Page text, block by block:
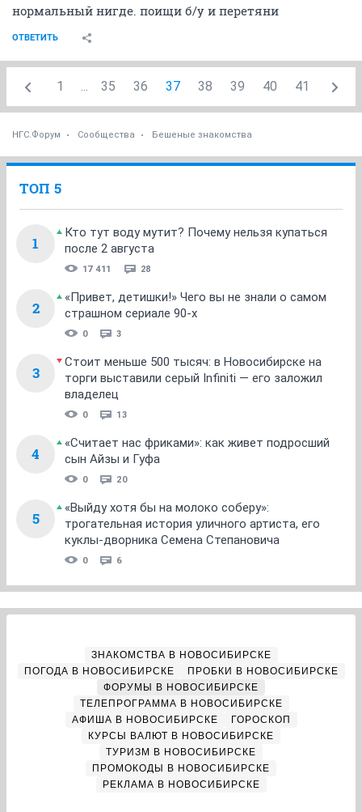
нормальный нигде. поищи б/у и перетяни
ОТВЕТИТЬ
1 ... 35 36 37 38 39 40 41
НГС.Форум Сообщества Бешеные знакомства
ТОП 5
1
Кто тут воду мутит? Почему нельзя купаться
после 2 августа
17 411 28
2
«Привет, детишки!» Чего вы не знали о самом
страшном сериале 90-х
0 3
3
Стоит меньше 500 тысяч: в Новосибирске на
торги выставили серый Infiniti — его заложил
владелец
0 13
4
«Считает нас фриками»: как живет подросший
сын Айзы и Гуфа
0 20
5
«Выйду хотя бы на молоко соберу»:
трогательная история уличного артиста, его
куклы-дворника Семена Степановича
0 6
ЗНАКОМСТВА В НОВОСИБИРСКЕ
ПОГОДА В НОВОСИБИРСКЕ
ПРОБКИ В НОВОСИБИРСКЕ
ФОРУМЫ В НОВОСИБИРСКЕ
ТЕЛЕПРОГРАММА В НОВОСИБИРСКЕ
АФИША В НОВОСИБИРСКЕ
ГОРОСКОП
КУРСЫ ВАЛЮТ В НОВОСИБИРСКЕ
ТУРИЗМ В НОВОСИБИРСКЕ
ПРОМОКОДЫ В НОВОСИБИРСКЕ
РЕКЛАМА В НОВОСИБИРСКЕ